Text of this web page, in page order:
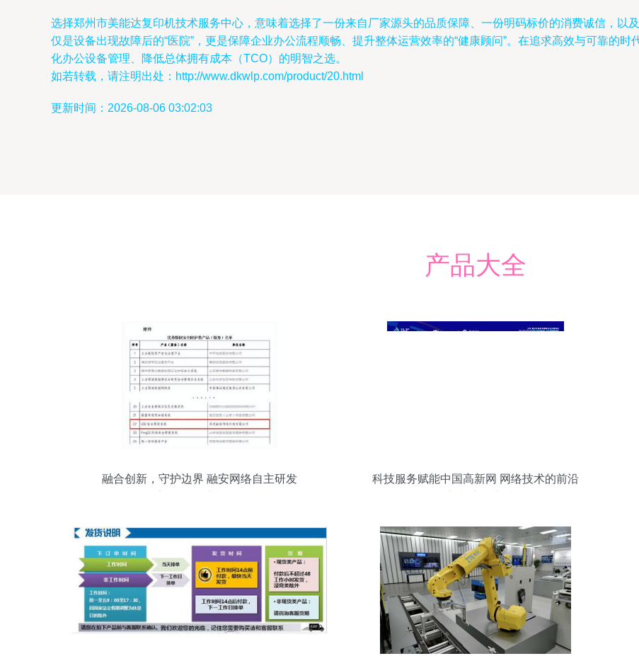
选择郑州市美能达复印机技术服务中心，意味着选择了一份来自厂家源头的品质保障、一份明码标价的消费诚信，以
仅是设备出现故障后的“医院”，更是保障企业办公流程顺畅、提升整体运营效率的“健康顾问”。在追求高效与可靠的
化办公设备管理、降低总体拥有成本（TCO）的明智之选。
如若转载，请注明出处：http://www.dkwlp.com/product/20.html
更新时间：2026-08-06 03:02:03
产品大全
融合创新，守护边界 融安网络自主研发
科技服务赋能中国高新网 网络技术的前沿